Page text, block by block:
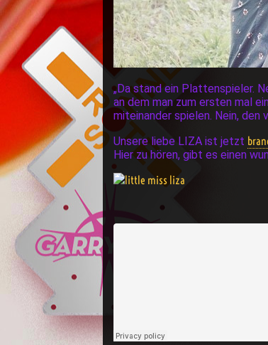
„Da stand ein Plattenspieler.
an dem man zum ersten mal
miteinander spielen. Nein, den
Unsere liebe LIZA ist jetzt
Hier zu hören, gibt es einen